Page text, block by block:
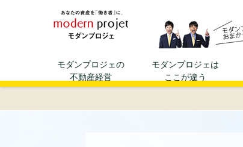
資産運用、不動産投
モダンプロジェの
不動産経営
モダンプロジェは
ここが違う